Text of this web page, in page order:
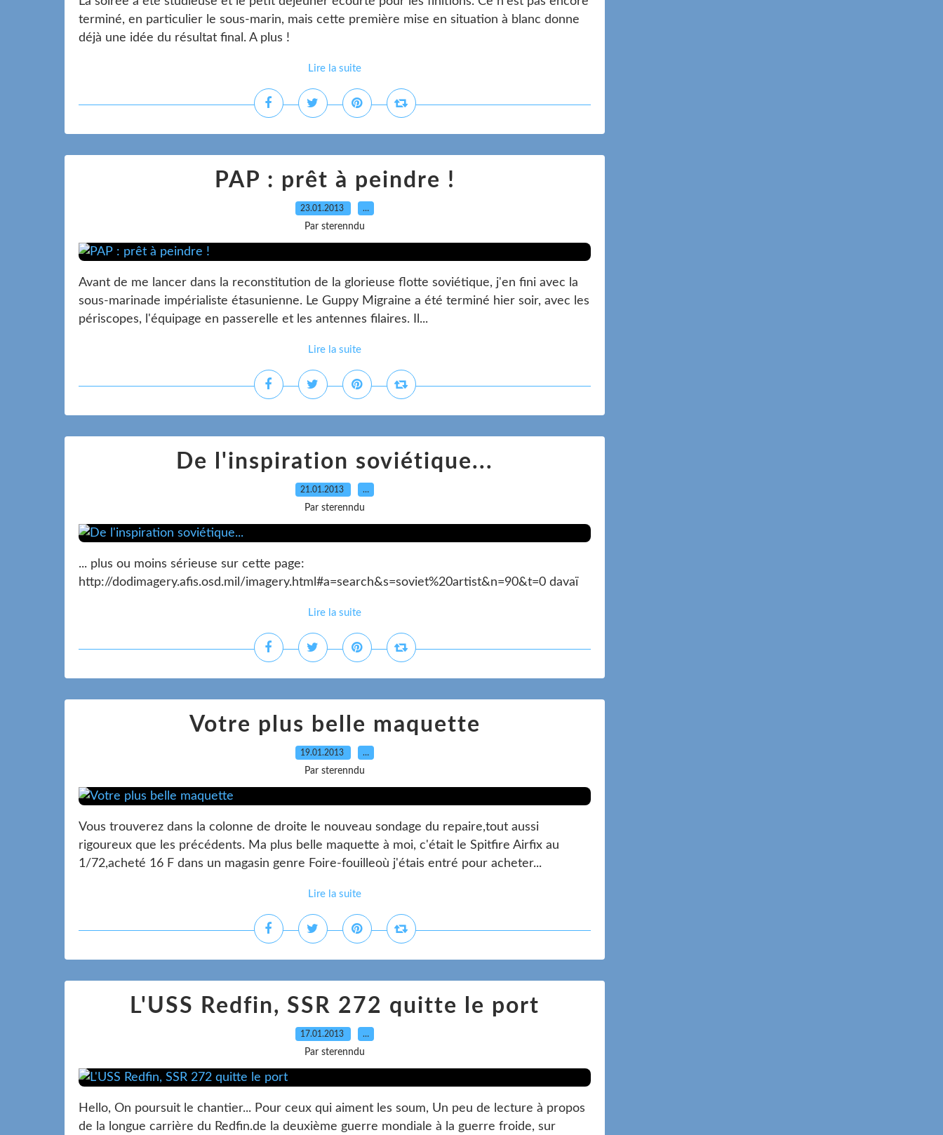
terminé, en particulier le sous-marin, mais cette première mise en situation à blanc donne
déjà une idée du résultat final. A plus !
Lire la suite
PAP : prêt à peindre !
23.01.2013 …
Par sterenndu
Avant de me lancer dans la reconstitution de la glorieuse flotte soviétique, j'en fini avec la
sous-marinade impérialiste étasunienne. Le Guppy Migraine a été terminé hier soir, avec les
périscopes, l'équipage en passerelle et les antennes filaires. Il...
Lire la suite
De l'inspiration soviétique...
21.01.2013 …
Par sterenndu
... plus ou moins sérieuse sur cette page:
http://dodimagery.afis.osd.mil/imagery.html#a=search&s=soviet%20artist&n=90&t=0 davaï
Lire la suite
Votre plus belle maquette
19.01.2013 …
Par sterenndu
Vous trouverez dans la colonne de droite le nouveau sondage du repaire,tout aussi
rigoureux que les précédents. Ma plus belle maquette à moi, c'était le Spitfire Airfix au
1/72,acheté 16 F dans un magasin genre Foire-fouilleoù j'étais entré pour acheter...
Lire la suite
L'USS Redfin, SSR 272 quitte le port
17.01.2013 …
Par sterenndu
Hello, On poursuit le chantier... Pour ceux qui aiment les soum, Un peu de lecture à propos
de la longue carrière du Redfin.de la deuxième guerre mondiale à la guerre froide, sur